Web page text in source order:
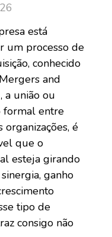
está
um processo de
conhecido
and
a união ou
formal entre
organizações, é
que o
esteja girando
ganho
tipo de
consigo não